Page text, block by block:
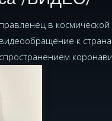
в космической
к